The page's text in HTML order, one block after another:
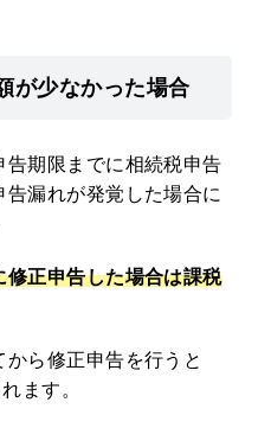
が少なかった場合
期限までに相続税申告
漏れが発覚した場合に
正申告した場合は課税
ら修正申告を行うと
ます。